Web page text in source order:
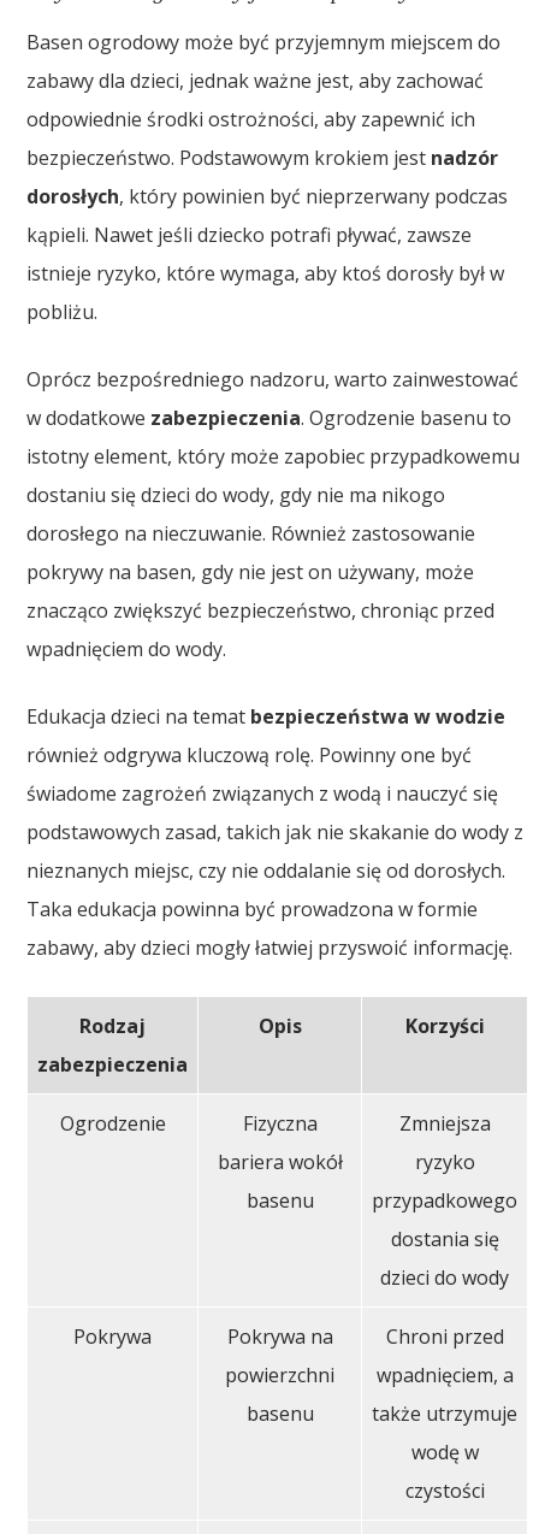
Basen ogrodowy może być przyjemnym miejscem do
zabawy dla dzieci, jednak ważne jest, aby zachować
odpowiednie środki ostrożności, aby zapewnić ich
bezpieczeństwo. Podstawowym krokiem jest nadzór
dorosłych, który powinien być nieprzerwany podczas
kąpieli. Nawet jeśli dziecko potrafi pływać, zawsze
istnieje ryzyko, które wymaga, aby ktoś dorosły był w
pobliżu.
Oprócz bezpośredniego nadzoru, warto zainwestować
w dodatkowe zabezpieczenia. Ogrodzenie basenu to
istotny element, który może zapobiec przypadkowemu
dostaniu się dzieci do wody, gdy nie ma nikogo
dorosłego na nieczuwanie. Również zastosowanie
pokrywy na basen, gdy nie jest on używany, może
znacząco zwiększyć bezpieczeństwo, chroniąc przed
wpadnięciem do wody.
Edukacja dzieci na temat bezpieczeństwa w wodzie
również odgrywa kluczową rolę. Powinny one być
świadome zagrożeń związanych z wodą i nauczyć się
podstawowych zasad, takich jak nie skakanie do wody z
nieznanych miejsc, czy nie oddalanie się od dorosłych.
Taka edukacja powinna być prowadzona w formie
zabawy, aby dzieci mogły łatwiej przyswoić informację.
Rodzaj
zabezpieczenia
Opis Korzyści
Ogrodzenie
Fizyczna
bariera wokół
basenu
Zmniejsza
ryzyko
przypadkowego
dostania się
dzieci do wody
Pokrywa
Pokrywa na
powierzchni
basenu
Chroni przed
wpadnięciem, a
także utrzymuje
wodę w
czystości